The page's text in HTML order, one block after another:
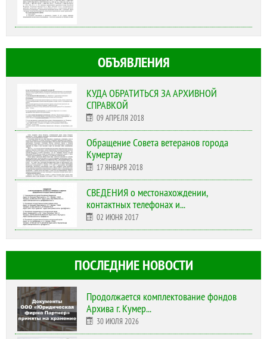
ОБЪЯВЛЕНИЯ
КУДА ОБРАТИТЬСЯ ЗА АРХИВНОЙ
СПРАВКОЙ
09 АПРЕЛЯ 2018
Обращение Совета ветеранов города
Кумертау
17 ЯНВАРЯ 2018
СВЕДЕНИЯ о местонахождении,
контактных телефонах и...
02 ИЮНЯ 2017
ПОСЛЕДНИЕ НОВОСТИ
Продолжается комплектование фондов
Архива г. Кумер...
30 ИЮЛЯ 2026